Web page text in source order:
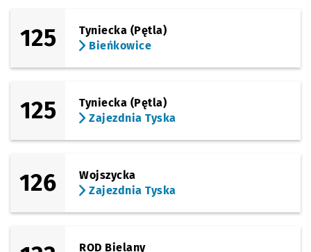
125
Tyniecka (Pętla)
Bieńkowice
125
Tyniecka (Pętla)
Zajezdnia Tyska
126
Wojszycka
Zajezdnia Tyska
ROD Bielany